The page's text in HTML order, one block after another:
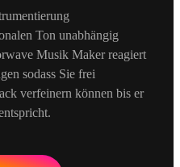
Ton unabhängig
Musik Maker reagiert
sodass Sie frei
verfeinern können bis er